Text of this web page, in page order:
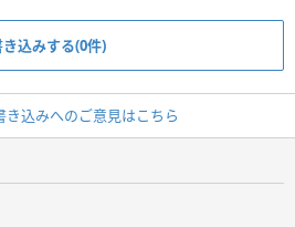
込みする(0件)
き込みへのご意見はこちら